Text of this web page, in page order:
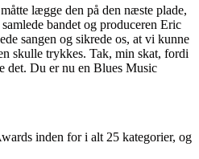
lægge den på den næste plade,
bandet og produceren Eric
sangen og sikrede os, at vi kunne
skulle trykkes. Tak, min skat, fordi
det. Du er nu en Blues Music
inden for i alt 25 kategorier, og